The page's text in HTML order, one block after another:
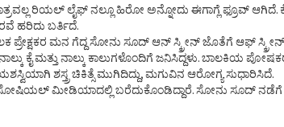
ರಿಯಲ್ ಲೈಫ್ ನಲ್ಲೂ ಹಿರೋ ಅನ್ನೋದು ಈಗಾಗ್ಲೆ ಫ್ರೂವ್ ಆಗಿದೆ.
ಹರಿದು ಬರ್ತಿದೆ.
ಮನ ಗೆದ್ದ ಸೋನು ಸೂದ್ ಆನ್ ಸ್ಕ್ರೀನ್ ಜೊತೆಗೆ ಆಫ್ ಸ್ಕ್ರೀನ್
ಕೈ ಮತ್ತು ನಾಲ್ಕು ಕಾಲುಗಳೊಂದಿಗೆ ಜನಿಸಿದ್ದಳು. ಬಾಲಕಿಯ
ಶಸ್ತ್ರ ಚಿಕಿತ್ಸೆ ಮುಗಿದಿದ್ದು, ಮಗುವಿನ ಆರೋಗ್ಯ ಸುಧಾರಿಸಿದೆ.
ಮೀಡಿಯಾದಲ್ಲಿ ಬರೆದುಕೊಂಡಿದ್ದಾರೆ. ಸೋನು ಸೂದ್ ನಡೆಗೆ